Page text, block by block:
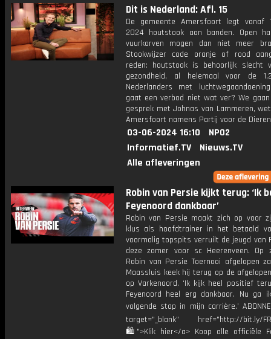
Dit is Nederland: Afl. 15
De gemeente Amersfoort legt vanaf
2024 houtstook aan banden. Open
vuurkorven mogen dan niet meer
Stookwijzer code oranje of rood
reden: houtstook is behoorlijk slecht
gezondheid, al helemaal voor de
Nederlanders met
gaat een verbod niet wat ver? We
gesprek met Johnas van Lammeren,
Amersfoort namens Partij voor de
03-06-2024 16:10
NPO2
Informatief.TV
Nieuws.TV
Alle afleveringen
Robin van Persie kijkt terug: ‘Ik
Feyenoord dankbaar’
Robin van Persie maakt zich op voor
klus als hoofdtrainer in het betaald
voormalig topspits verruilt de jeugd van
deze zomer voor sc Heerenveen. Op
Robin van Persie Toernooi afgelopen
Maassluis keek hij terug op de
op Varkenoord. ‘Ik kijk heel positief
Feyenoord heel erg dankbaar. Nu ga
volgende stap in mijn carrière.’
target="_blank" href="http://bit.ly/
🛍">Klik hier</a> Koop alle officiële